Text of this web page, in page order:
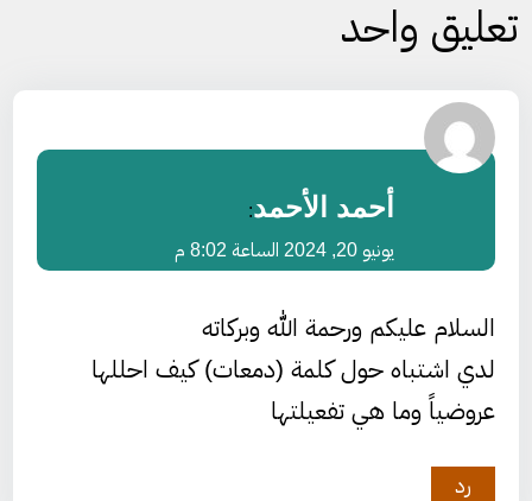
تعليق واحد
أحمد الأحمد:
يونيو 20, 2024 الساعة 8:02 م
السلام عليكم ورحمة الله وبركاته
لدي اشتباه حول كلمة (دمعات) كيف احللها
عروضياً وما هي تفعيلتها
رد